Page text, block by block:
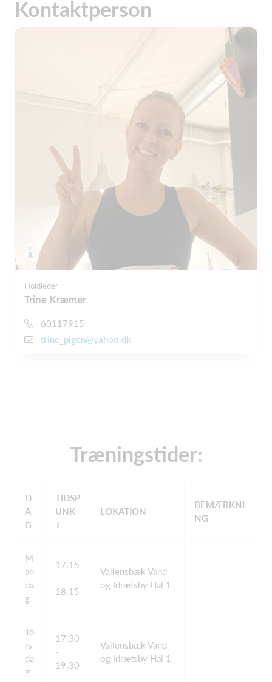
Kontaktperson
Holdleder
Trine Kræmer
60117915
trine_pigen@yahoo.dk
Træningstider:
D
A
G
TIDSP
UNK
T
LOKATION
BEMÆRKNI
NG
M
an
da
g
17.15
-
18.15
Vallensbæk Vand
og Idrætsby Hal 1
To
rs
da
g
17.30
-
19.30
Vallensbæk Vand
og Idrætsby Hal 1